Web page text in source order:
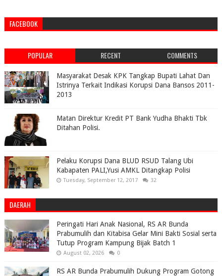
FACEBOOK
POPULAR RECENT COMMENTS
Masyarakat Desak KPK Tangkap Bupati Lahat Dan
Istrinya Terkait Indikasi Korupsi Dana Bansos 2011-
2013
Matan Direktur Kredit PT Bank Yudha Bhakti Tbk
Ditahan Polisi.
Pelaku Korupsi Dana BLUD RSUD Talang Ubi
Kabapaten PALI,Yusi AMKL Ditangkap Polisi
Tuesday, September 12, 2017 32
DAERAH
Peringati Hari Anak Nasional, RS AR Bunda
Prabumulih dan Kitabisa Gelar Mini Bakti Sosial serta
Tutup Program Kampung Bijak Batch 1
August 02, 2026 0
RS AR Bunda Prabumulih Dukung Program Gotong